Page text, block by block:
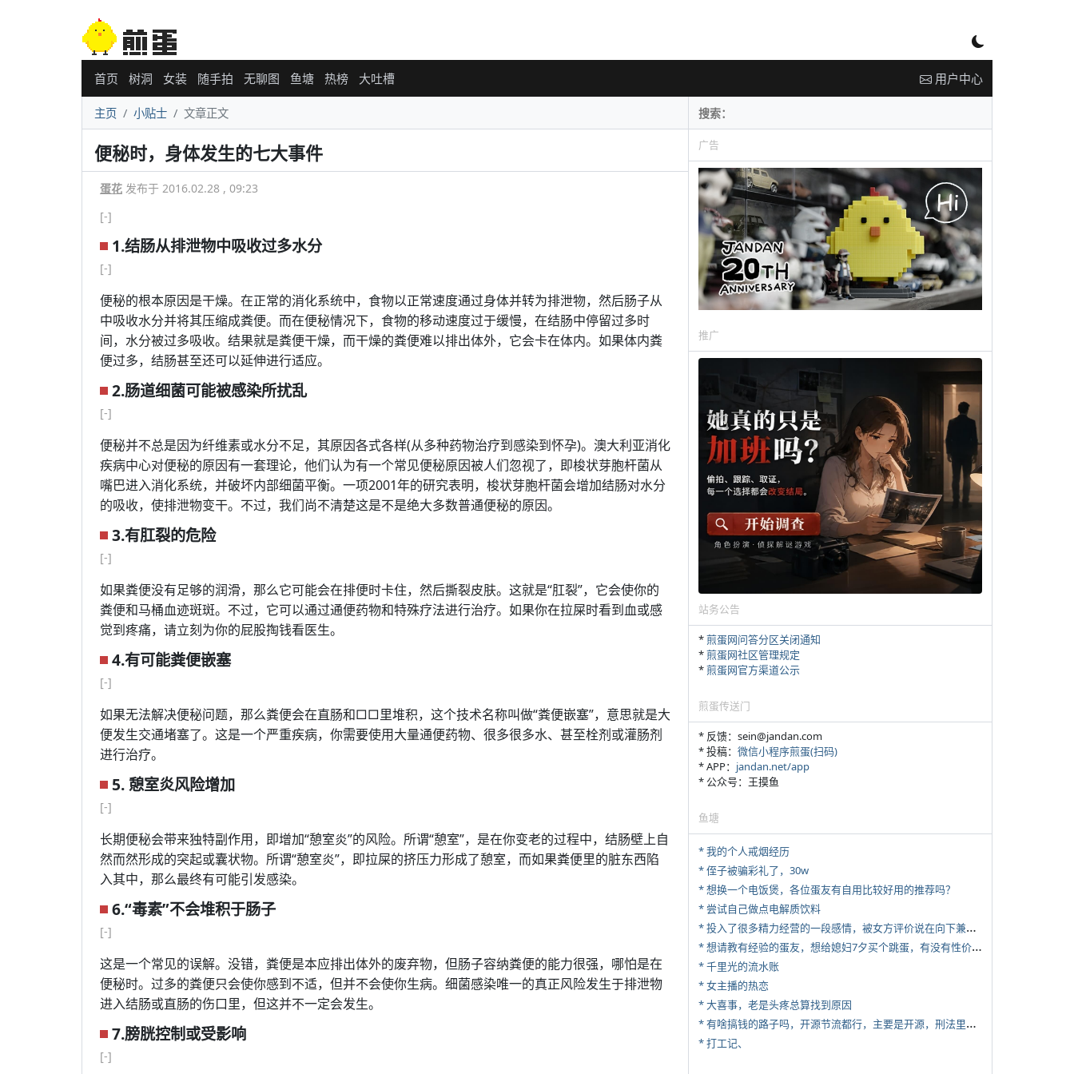
首页 树洞 女装 随手拍 无聊图 鱼塘 热榜 大吐槽 用户中心
主页 小贴士 文章正文
便秘时，身体发生的七大事件
蛋花 发布于 2016.02.28 , 09:23
[-]
1.结肠从排泄物中吸收过多水分
[-]
便秘的根本原因是干燥。在正常的消化系统中，食物以正常速度通过身体并转为排泄物，然后肠子从
中吸收水分并将其压缩成粪便。而在便秘情况下，食物的移动速度过于缓慢，在结肠中停留过多时
间，水分被过多吸收。结果就是粪便干燥，而干燥的粪便难以排出体外，它会卡在体内。如果体内粪
便过多，结肠甚至还可以延伸进行适应。
2.肠道细菌可能被感染所扰乱
[-]
便秘并不总是因为纤维素或水分不足，其原因各式各样(从多种药物治疗到感染到怀孕)。澳大利亚消化
疾病中心对便秘的原因有一套理论，他们认为有一个常见便秘原因被人们忽视了，即梭状芽胞杆菌从
嘴巴进入消化系统，并破坏内部细菌平衡。一项2001年的研究表明，梭状芽胞杆菌会增加结肠对水分
的吸收，使排泄物变干。不过，我们尚不清楚这是不是绝大多数普通便秘的原因。
3.有肛裂的危险
[-]
如果粪便没有足够的润滑，那么它可能会在排便时卡住，然后撕裂皮肤。这就是“肛裂”，它会使你的
粪便和马桶血迹斑斑。不过，它可以通过通便药物和特殊疗法进行治疗。如果你在拉屎时看到血或感
觉到疼痛，请立刻为你的屁股掏钱看医生。
4.有可能粪便嵌塞
[-]
如果无法解决便秘问题，那么粪便会在直肠和□□里堆积，这个技术名称叫做“粪便嵌塞”，意思就是大
便发生交通堵塞了。这是一个严重疾病，你需要使用大量通便药物、很多很多水、甚至栓剂或灌肠剂
进行治疗。
5. 憩室炎风险增加
[-]
长期便秘会带来独特副作用，即增加“憩室炎”的风险。所谓“憩室”，是在你变老的过程中，结肠壁上自
然而然形成的突起或囊状物。所谓“憩室炎”，即拉屎的挤压力形成了憩室，而如果粪便里的脏东西陷
入其中，那么最终有可能引发感染。
6.“毒素”不会堆积于肠子
[-]
这是一个常见的误解。没错，粪便是本应排出体外的废弃物，但肠子容纳粪便的能力很强，哪怕是在
便秘时。过多的粪便只会使你感到不适，但并不会使你生病。细菌感染唯一的真正风险发生于排泄物
进入结肠或直肠的伤口里，但这并不一定会发生。
7.膀胱控制或受影响
[-]
广告
推广
站务公告
*煎蛋网问答分区关闭通知
*煎蛋网社区管理规定
*煎蛋网官方渠道公示
煎蛋传送门
* 反馈：sein@jandan.com
* 投稿： 微信小程序煎蛋(扫码)
* APP： jandan.net/app
* 公众号：王摸鱼
鱼塘
* 我的个人戒烟经历
* 侄子被骗彩礼了，30w
* 想换一个电饭煲，各位蛋友有自用比较好用的推荐吗？
* 尝试自己做点电解质饮料
*
投入了很多精力经营的一段感情，被女方评价说在向下兼容我，感觉有点破防
*
想请教有经验的蛋友，想给媳妇7夕买个跳蛋，有没有性价比高的推荐
* 千里光的流水账
* 女主播的热恋
* 大喜事，老是头疼总算找到原因
*
有啥搞钱的路子吗，开源节流都行，主要是开源，刑法里的咱不做
* 打工记、